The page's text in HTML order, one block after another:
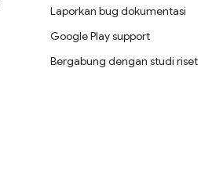
Laporkan bug dokumentasi
Google Play support
Bergabung dengan studi riset